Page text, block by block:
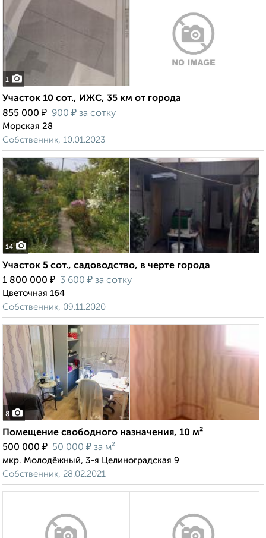
1
Участок 10 сот., ИЖС, 35 км от города
855 000 ₽ 900 ₽ за сотку
Морская 28
Собственник, 10.01.2023
14
Участок 5 сот., садоводство, в черте города
1 800 000 ₽ 3 600 ₽ за сотку
Цветочная 164
Собственник, 09.11.2020
8
Помещение свободного назначения, 10 м²
500 000 ₽ 50 000 ₽ за м²
мкр. Молодёжный, 3-я Целиноградская 9
Собственник, 28.02.2021